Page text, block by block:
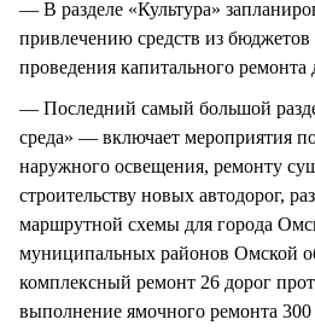
— В разделе «Культура»
привлечению средств из бюджетов
проведения капитального ремонта
— Последний самый большой
среда» — включает мероприятия
наружного освещения, ремонту
строительству новых автодорог,
маршрутной схемы для города
муниципальных районов Омской
комплексный ремонт 26 дорог
выполнение ямочного ремонта